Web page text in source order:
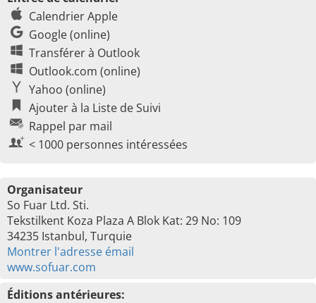
Calendrier Apple
Google (online)
Transférer à Outlook
Outlook.com (online)
Yahoo (online)
Ajouter à la Liste de Suivi
Rappel par mail
< 1000 personnes intéressées
Organisateur
So Fuar Ltd. Sti.
Tekstilkent Koza Plaza A Blok Kat: 29 No: 109
34235 Istanbul, Turquie
Montrer l'adresse émail
www.sofuar.com
Éditions antérieures: